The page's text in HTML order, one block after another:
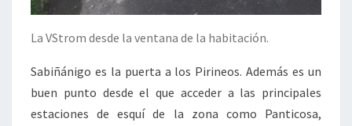
La VStrom desde la ventana de la habitación.
Sabiñánigo es la puerta a los Pirineos. Además es un
buen punto desde el que acceder a las principales
estaciones de esquí de la zona como Panticosa,